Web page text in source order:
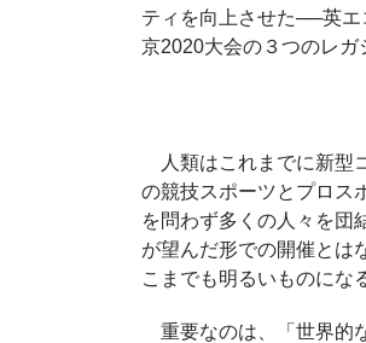
ティを向上させた──英
京2020大会の３つのレガ
人類はこれまでに新型
の競技スポーツとプロス
を問わず多くの人々を団
が望んだ形での開催とは
こまでも明るいものにな
重要なのは、「世界的